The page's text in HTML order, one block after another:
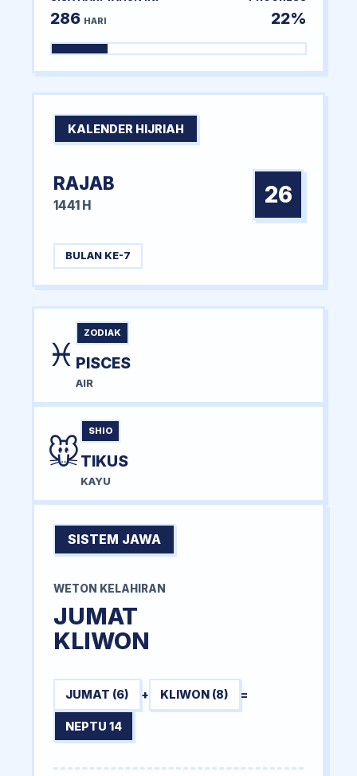
286 HARI 22%
KALENDER HIJRIAH
RAJAB
1441 H 26
BULAN KE-7
♓
ZODIAK
PISCES
AIR
🐭
SHIO
TIKUS
KAYU
SISTEM JAWA
WETON KELAHIRAN
JUMAT
KLIWON
JUMAT (6) + KLIWON (8) =
NEPTU 14